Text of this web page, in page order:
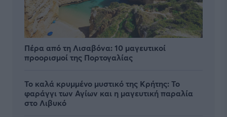
Πέρα από τη Λισαβόνα: 10 μαγευτικοί
προορισμοί της Πορτογαλίας
Το καλά κρυμμένο μυστικό της Κρήτης: Το
φαράγγι των Αγίων και η μαγευτική παραλία
στο Λιβυκό